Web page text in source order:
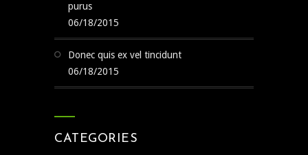
purus
06/18/2015
Donec quis ex vel tincidunt
06/18/2015
CATEGORIES